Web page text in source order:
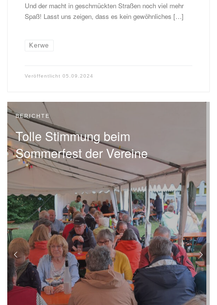
Und der macht in geschmückten Straßen noch viel mehr
Spaß! Lasst uns zeigen, dass es kein gewöhnliches […]
Kerwe
Veröffentlicht 05.09.2024
BERICHTE
Tolle Stimmung beim
Sommerfest der Vereine